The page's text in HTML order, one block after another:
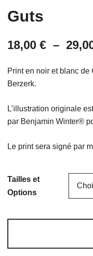
Guts
18,00 € –
Print en noir et blanc de
Berzerk.
L’illustration originale
par Benjamin Winter®
Le print sera signé par
Tailles et
Options